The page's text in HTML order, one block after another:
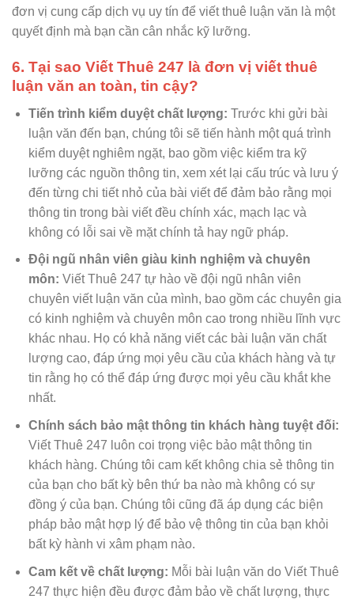
đơn vị cung cấp dịch vụ uy tín để viết thuê luận văn là một
quyết định mà bạn cần cân nhắc kỹ lưỡng.
6. Tại sao Viết Thuê 247 là đơn vị viết thuê
luận văn an toàn, tin cậy?
Tiến trình kiểm duyệt chất lượng: Trước khi gửi bài
luận văn đến bạn, chúng tôi sẽ tiến hành một quá trình
kiểm duyệt nghiêm ngặt, bao gồm việc kiểm tra kỹ
lưỡng các nguồn thông tin, xem xét lại cấu trúc và lưu ý
đến từng chi tiết nhỏ của bài viết để đảm bảo rằng mọi
thông tin trong bài viết đều chính xác, mạch lạc và
không có lỗi sai về mặt chính tả hay ngữ pháp.
Đội ngũ nhân viên giàu kinh nghiệm và chuyên
môn: Viết Thuê 247 tự hào về đội ngũ nhân viên
chuyên viết luận văn của mình, bao gồm các chuyên gia
có kinh nghiệm và chuyên môn cao trong nhiều lĩnh vực
khác nhau. Họ có khả năng viết các bài luận văn chất
lượng cao, đáp ứng mọi yêu cầu của khách hàng và tự
tin rằng họ có thể đáp ứng được mọi yêu cầu khắt khe
nhất.
Chính sách bảo mật thông tin khách hàng tuyệt đối:
Viết Thuê 247 luôn coi trọng việc bảo mật thông tin
khách hàng. Chúng tôi cam kết không chia sẻ thông tin
của bạn cho bất kỳ bên thứ ba nào mà không có sự
đồng ý của bạn. Chúng tôi cũng đã áp dụng các biện
pháp bảo mật hợp lý để bảo vệ thông tin của bạn khỏi
bất kỳ hành vi xâm phạm nào.
Cam kết về chất lượng: Mỗi bài luận văn do Viết Thuê
247 thực hiện đều được đảm bảo về chất lượng, thực